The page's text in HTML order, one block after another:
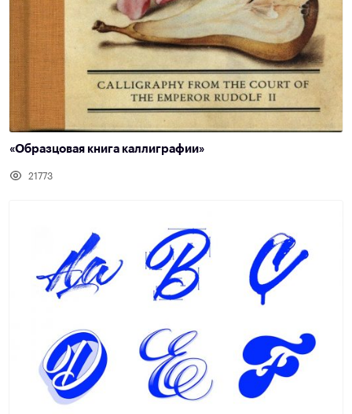
«Образцовая книга каллиграфии»
21773